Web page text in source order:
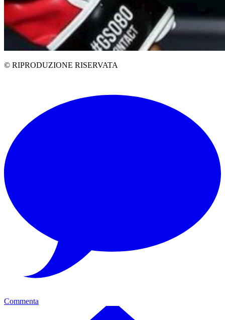
© RIPRODUZIONE RISERVATA
Commenta